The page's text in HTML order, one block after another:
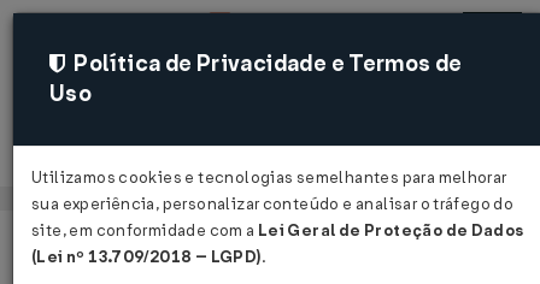
Acessar
Página Inicial Legislações
Política de Privacidade e Termos de
Uso
Utilizamos cookies e tecnologias semelhantes para melhorar
sua experiência, personalizar conteúdo e analisar o tráfego do
site, em conformidade com a Lei Geral de Proteção de Dados
(Lei nº 13.709/2018 – LGPD).